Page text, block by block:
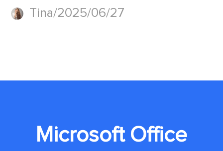
Tina/2025/06/27
Microsoft Office